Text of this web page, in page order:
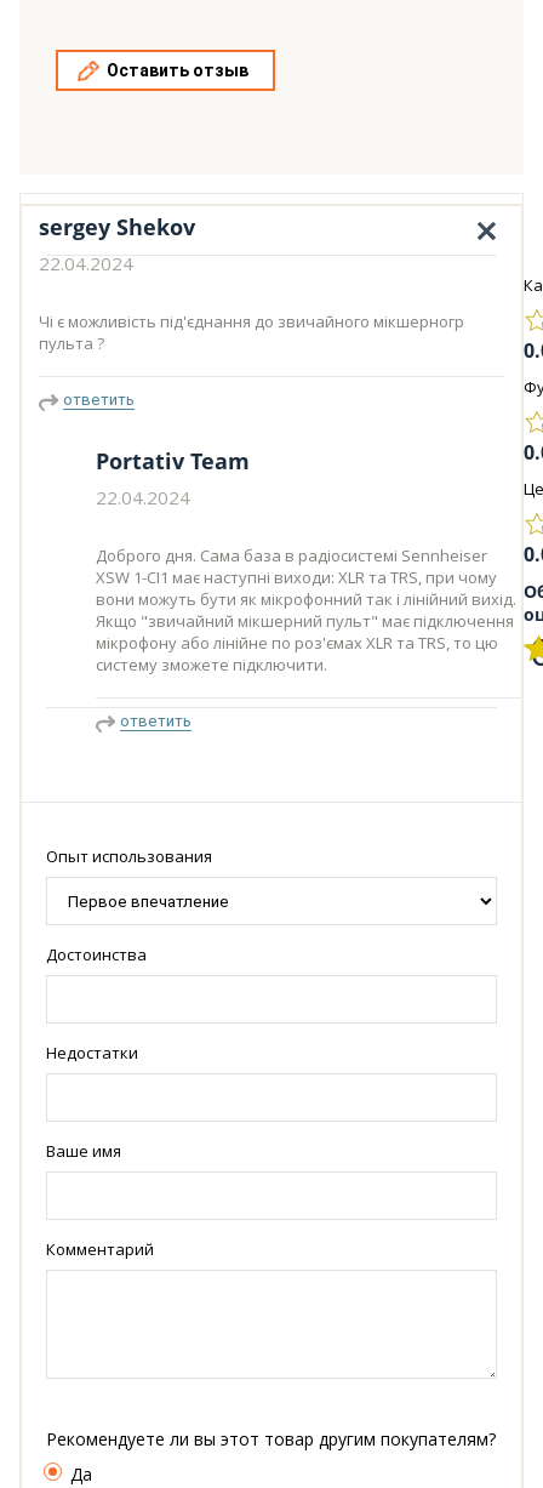
Оставить отзыв
sergey Shekov
22.04.2024
Чі є можливість під'єднання до звичайного мікшерногр
пульта ?
ответить
Portativ Team
22.04.2024
Доброго дня. Сама база в радіосистемі Sennheiser
XSW 1-CI1 має наступні виходи: XLR та TRS, при чому
вони можуть бути як мікрофонний так і лінійний вихід.
Якщо "звичайний мікшерний пульт" має підключення
мікрофону або лінійне по роз'ємах XLR та TRS, то цю
систему зможете підключити.
ответить
Опыт использования
Достоинства
Недостатки
Ваше имя
Комментарий
Рекомендуете ли вы этот товар другим покупателям?
Да